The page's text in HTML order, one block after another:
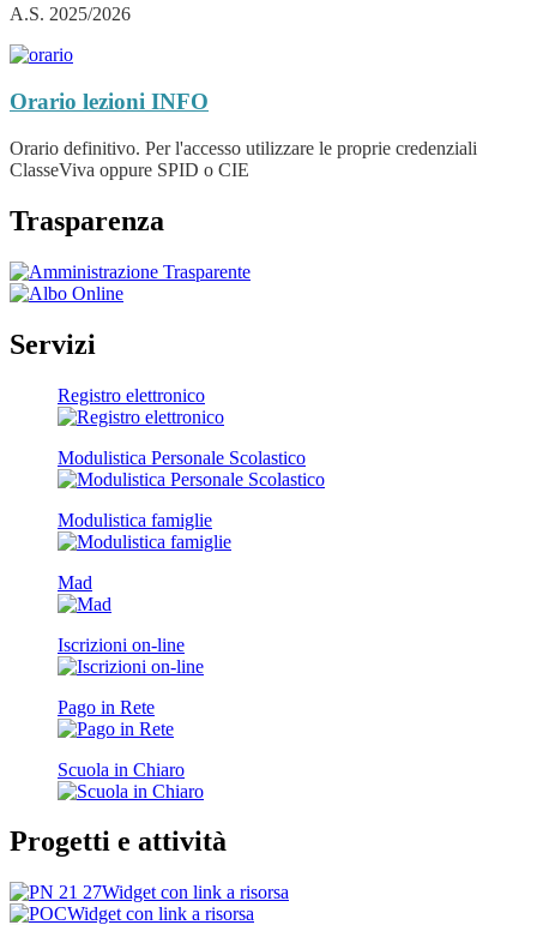
A.S. 2025/2026
Orario lezioni INFO
Orario definitivo. Per l'accesso utilizzare le proprie credenziali
ClasseViva oppure SPID o CIE
Trasparenza
Servizi
Registro elettronico
Modulistica Personale Scolastico
Modulistica famiglie
Mad
Iscrizioni on-line
Pago in Rete
Scuola in Chiaro
Progetti e attività
Widget con link a risorsa
Widget con link a risorsa